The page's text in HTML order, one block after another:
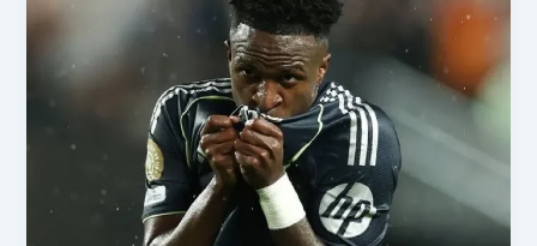
لمواجهة
في
كأس
العالم